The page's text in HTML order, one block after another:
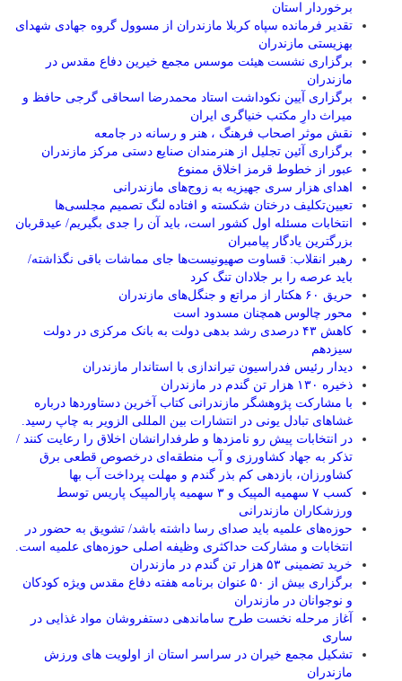
برخوردار استان
تقدیر فرمانده سپاه کربلا مازندران از مسوول گروه جهادی شهدای
بهزیستی مازندران
برگزاری نشست هیئت موسس مجمع خیرین دفاع مقدس در
مازندران
برگزاری آیین نکوداشت استاد محمدرضا اسحاقی گرجی حافظ و
میراث دارِ مکتب خنیاگری ایران
نقش موثر اصحاب فرهنگ ، هنر و رسانه در جامعه
برگزاری آئین تجلیل از هنرمندان صنایع دستی مرکز مازندران
عبور از خطوط قرمز اخلاق ممنوع
اهدای هزار سری جهیزیه به زوج‌های مازندرانی
تعیین‌تکلیف درختان شکسته و افتاده لنگ تصمیم مجلسی‌ها
انتخابات مسئله اول کشور است، باید آن را جدی بگیریم/ عیدقربان
بزرگترین یادگار پیامبران
رهبر انقلاب: قساوت صهیونیست‌ها جای مماشات باقی نگذاشته/
باید عرصه را بر جلادان تنگ کرد
حریق ۶۰ هکتار از مراتع و جنگل‌های مازندران
محور چالوس همچنان مسدود است
کاهش ۴۳ درصدی رشد بدهی دولت به بانک مرکزی در دولت
سیزدهم
دیدار رئیس فدراسیون تیراندازی با استاندار مازندران
ذخیره ۱۳۰ هزار تن گندم در مازندران
با مشارکت پژوهشگر مازندرانی كتاب آخرین دستاوردها درباره
غشاهای تبادل یونی در انتشارات بین المللی الزویر به چاپ رسید.
در انتخابات پیش رو نامزدها و طرفدارانشان اخلاق را رعایت کنند /
تذکر به جهاد کشاورزی و آب منطقه‌ای درخصوص قطعی برق
کشاورزان، بازدهی کم بذر گندم و مهلت پرداخت آب بها
کسب ۷ سهمیه المپیک و ۳ سهمیه پارالمپیک پاریس توسط
ورزشکاران مازندرانی
حوزه‌های علمیه باید صدای رسا داشته باشد/ تشویق به حضور در
انتخابات و مشارکت حداکثری وظیفه اصلی حوزه‌های علمیه است.
خرید تضمینی ۵۳ هزار تن گندم در مازندران
برگزاری بیش از ۵۰ عنوان برنامه هفته دفاع مقدس ویژه کودکان
و نوجوانان در مازندران
آغاز مرحله نخست طرح ساماندهی دستفروشان مواد غذایی در
ساری
تشکیل مجمع خیران در سراسر استان از اولویت های ورزش
مازندران